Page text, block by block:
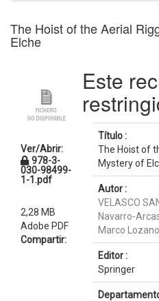
The Hoist of the Aerial
Elche
Ver/Abrir:
978-3-
030-98499-
1-1.pdf
2,28 MB
Adobe PDF
Compartir:
Este
Título :
The Hoist of
Mystery of
Autor :
VELASCO
Navarro-
Marco
Editor :
Springer